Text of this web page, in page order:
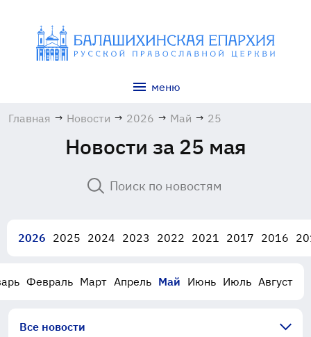
меню
Главная → Новости → 2026 → Май → 25
Новости за 25 мая
2026 2025 2024 2023 2022 2021 2017 2016
Февраль Март Апрель Май Июнь Июль Август
Все новости